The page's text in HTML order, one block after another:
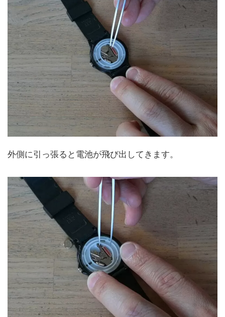
外側に引っ張ると電池が飛び出してきます。